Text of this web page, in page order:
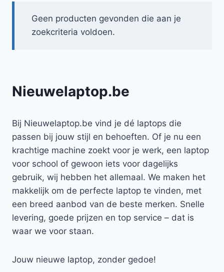
Geen producten gevonden die aan je
zoekcriteria voldoen.
Nieuwelaptop.be
Bij Nieuwelaptop.be vind je dé laptops die
passen bij jouw stijl en behoeften. Of je nu een
krachtige machine zoekt voor je werk, een laptop
voor school of gewoon iets voor dagelijks
gebruik, wij hebben het allemaal. We maken het
makkelijk om de perfecte laptop te vinden, met
een breed aanbod van de beste merken. Snelle
levering, goede prijzen en top service – dat is
waar we voor staan.
Jouw nieuwe laptop, zonder gedoe!